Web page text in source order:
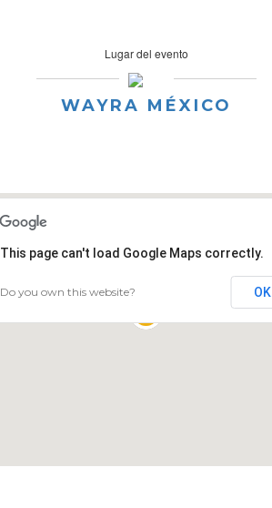
Lugar del evento
WAYRA MÉXICO
This page can't load Google Maps correctly.
Do you own this website? OK